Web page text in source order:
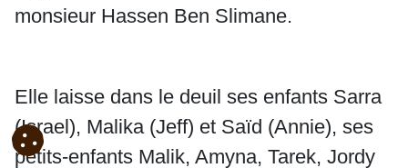
monsieur Hassen Ben Slimane.
Elle laisse dans le deuil ses enfants Sarra
(Israel), Malika (Jeff) et Saïd (Annie), ses
petits-enfants Malik, Amyna, Tarek, Jordy